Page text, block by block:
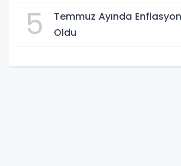
5
Temmuz Ayında
Oldu